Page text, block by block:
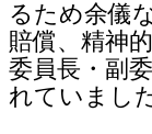
るため余儀
賠償、精神
委員長・副
れていまし